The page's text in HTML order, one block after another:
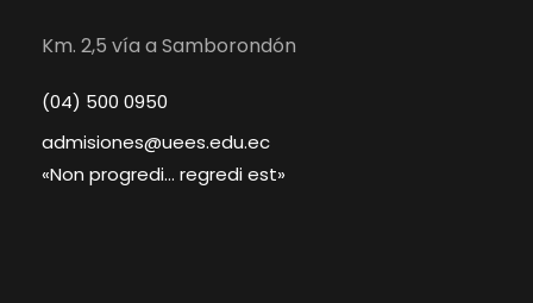
Km. 2,5 vía a Samborondón
(04) 500 0950
admisiones@uees.edu.ec
«Non progredi… regredi est»